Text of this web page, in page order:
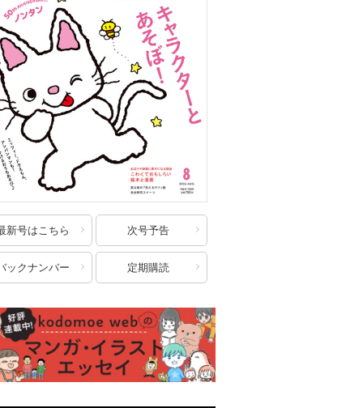
新号はこちら 次号予告
ックナンバー 定期購読